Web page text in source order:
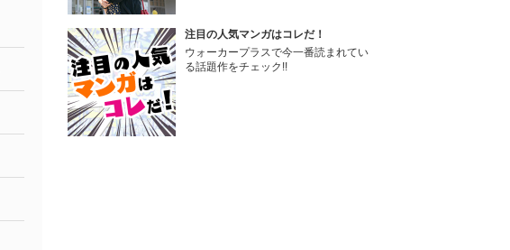
注目の人気マンガはコレだ！
ウォーカープラスで今一番読まれてい
る話題作をチェック!!